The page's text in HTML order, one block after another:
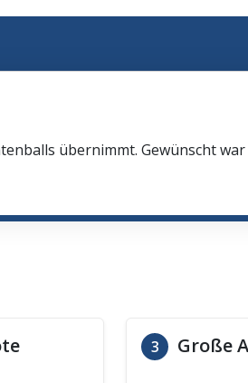
übernimmt. Gewünscht
3 Große